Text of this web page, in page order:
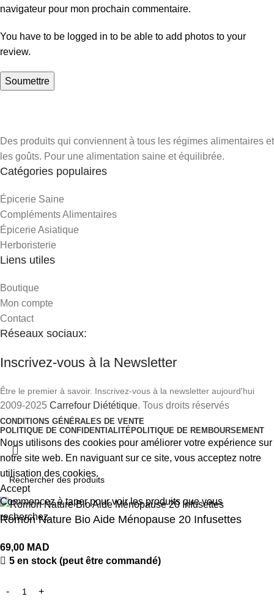
navigateur pour mon prochain commentaire.
You have to be logged in to be able to add photos to your
review.
Des produits qui conviennent à tous les régimes alimentaires et
les goûts. Pour une alimentation saine et équilibrée.
Catégories populaires
Épicerie Saine
Compléments Alimentaires
Épicerie Asiatique
Herboristerie
Liens utiles
Boutique
Mon compte
Contact
Réseaux sociaux:
Inscrivez-vous à la Newsletter
Être le premier à savoir. Inscrivez-vous à la newsletter aujourd'hui
2009-2025 Carrefour Diététique. Tous droits réservés
CONDITIONS GÉNÉRALES DE VENTE
POLITIQUE DE CONFIDENTIALITÉPOLITIQUE DE REMBOURSEMENT
Commencez à taper pour voir les produits que vous
recherchez.
Nous utilisons des cookies pour améliorer votre expérience sur
notre site web. En naviguant sur ce site, vous acceptez notre
utilisation des cookies.
Accept
Romon Nature Bio Aide Ménopause 20 Infusettes
69,00 MAD
5 en stock (peut être commandé)